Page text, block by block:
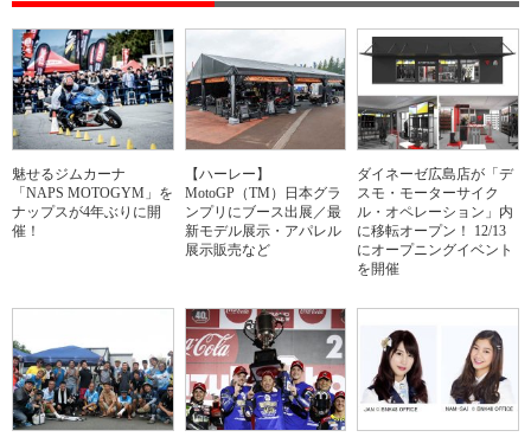
魅せるジムカーナ
「NAPS MOTOGYM」を
ナップスが4年ぶりに開
催！
【ハーレー】
MotoGP（TM）日本グラ
ンプリにブース出展／最
新モデル展示・アパレル
展示販売など
ダイネーゼ広島店が「デ
スモ・モーターサイク
ル・オペレーション」内
に移転オープン！ 12/13
にオープニングイベント
を開催